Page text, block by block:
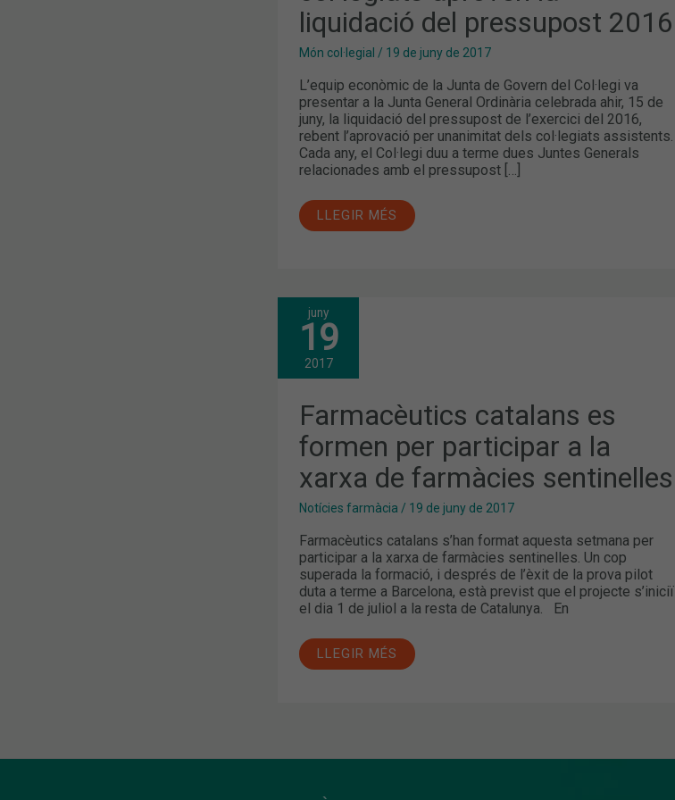
liquidació del pressupost 2016
Món col·legial / 19 de juny de 2017
L’equip econòmic de la Junta de Govern del Col·legi va
presentar a la Junta General Ordinària celebrada ahir, 15 de
juny, la liquidació del pressupost de l’exercici del 2016,
rebent l’aprovació per unanimitat dels col·legiats assistents.
Cada any, el Col·legi duu a terme dues Juntes Generals
relacionades amb el pressupost […]
LLEGIR MÉS
juny
19
2017
Farmacèutics catalans es
formen per participar a la
xarxa de farmàcies sentinelles
Notícies farmàcia / 19 de juny de 2017
Farmacèutics catalans s’han format aquesta setmana per
participar a la xarxa de farmàcies sentinelles. Un cop
superada la formació, i després de l’èxit de la prova pilot
duta a terme a Barcelona, està previst que el projecte s’iniciï
el dia 1 de juliol a la resta de Catalunya. En
FARMACÈUTICS
CATALANS
ES
FORMEN
PER
LA
DE
FARMÀCIES
SENTINELLES
LLEGIR MÉS